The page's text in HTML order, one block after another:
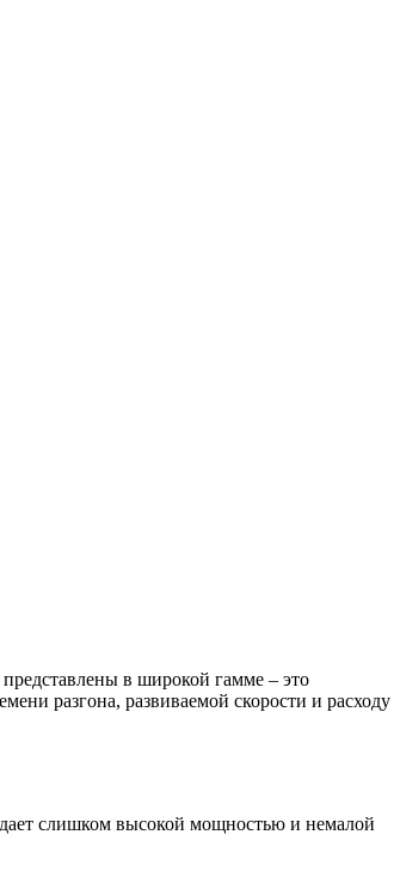
в широкой гамме – это
разгона, развиваемой скорости и расходу
слишком высокой мощностью и немалой